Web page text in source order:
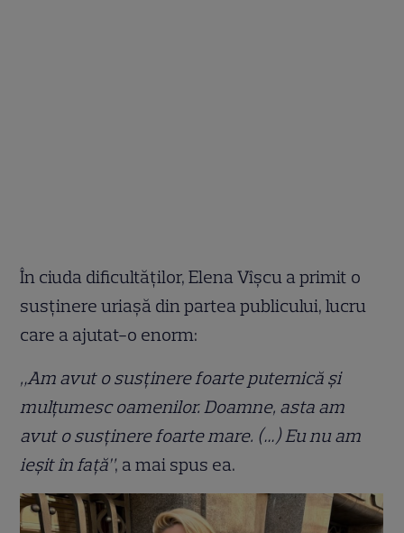
În ciuda dificultăților, Elena Vîșcu a primit o
susținere uriașă din partea publicului, lucru
care a ajutat-o enorm:
„Am avut o susținere foarte puternică și
mulțumesc oamenilor. Doamne, asta am
avut o susținere foarte mare. (…) Eu nu am
ieșit în față”, a mai spus ea.